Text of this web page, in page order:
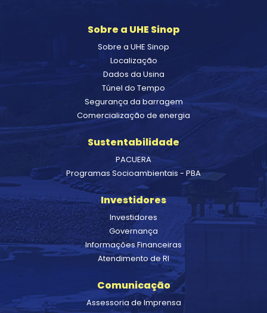
Sobre a UHE Sinop
Sobre a UHE Sinop
Localização
Dados da Usina
Túnel do Tempo
Segurança da barragem
Comercialização de energia
Sustentabilidade
PACUERA
Programas Socioambientais - PBA
Investidores
Investidores
Governança
Informações Financeiras
Atendimento de RI
Comunicação
Assessoria de Imprensa